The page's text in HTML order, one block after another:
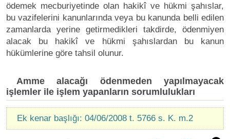
ödemek mecburiyetinde olan hakikî ve hükmi şahıslar,
bu vazifelerini kanunlarında veya bu kanunda belli edilen
zamanlarda yerine getirmedikleri takdirde, ödenmiyen
alacak bu hakikî ve hükmi şahıslardan bu kanun
hükümlerine göre tahsil olunur.
Amme alacağı ödenmeden yapılmayacak
işlemler ile işlem yapanların sorumlulukları
Ek kenar başlığı: 04/06/2008 t. 5766 s. K. m.2